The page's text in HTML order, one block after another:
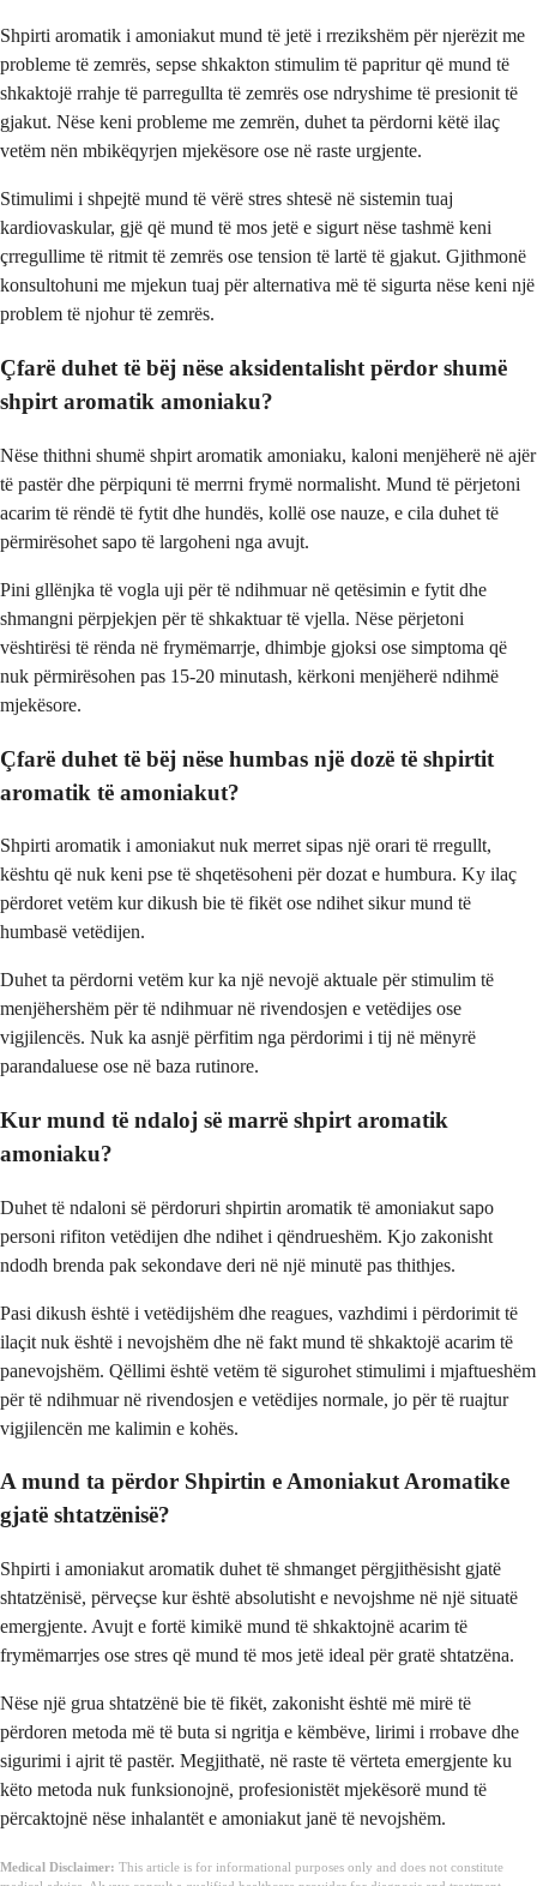
Shpirti aromatik i amoniakut mund të jetë i rrezikshëm për njerëzit me
probleme të zemrës, sepse shkakton stimulim të papritur që mund të
shkaktojë rrahje të parregullta të zemrës ose ndryshime të presionit të
gjakut. Nëse keni probleme me zemrën, duhet ta përdorni këtë ilaç
vetëm nën mbikëqyrjen mjekësore ose në raste urgjente.
Stimulimi i shpejtë mund të vërë stres shtesë në sistemin tuaj
kardiovaskular, gjë që mund të mos jetë e sigurt nëse tashmë keni
çrregullime të ritmit të zemrës ose tension të lartë të gjakut. Gjithmonë
konsultohuni me mjekun tuaj për alternativa më të sigurta nëse keni një
problem të njohur të zemrës.
Çfarë duhet të bëj nëse aksidentalisht përdor shumë
shpirt aromatik amoniaku?
Nëse thithni shumë shpirt aromatik amoniaku, kaloni menjëherë në ajër
të pastër dhe përpiquni të merrni frymë normalisht. Mund të përjetoni
acarim të rëndë të fytit dhe hundës, kollë ose nauze, e cila duhet të
përmirësohet sapo të largoheni nga avujt.
Pini gllënjka të vogla uji për të ndihmuar në qetësimin e fytit dhe
shmangni përpjekjen për të shkaktuar të vjella. Nëse përjetoni
vështirësi të rënda në frymëmarrje, dhimbje gjoksi ose simptoma që
nuk përmirësohen pas 15-20 minutash, kërkoni menjëherë ndihmë
mjekësore.
Çfarë duhet të bëj nëse humbas një dozë të shpirtit
aromatik të amoniakut?
Shpirti aromatik i amoniakut nuk merret sipas një orari të rregullt,
kështu që nuk keni pse të shqetësoheni për dozat e humbura. Ky ilaç
përdoret vetëm kur dikush bie të fikët ose ndihet sikur mund të
humbasë vetëdijen.
Duhet ta përdorni vetëm kur ka një nevojë aktuale për stimulim të
menjëhershëm për të ndihmuar në rivendosjen e vetëdijes ose
vigjilencës. Nuk ka asnjë përfitim nga përdorimi i tij në mënyrë
parandaluese ose në baza rutinore.
Kur mund të ndaloj së marrë shpirt aromatik
amoniaku?
Duhet të ndaloni së përdoruri shpirtin aromatik të amoniakut sapo
personi rifiton vetëdijen dhe ndihet i qëndrueshëm. Kjo zakonisht
ndodh brenda pak sekondave deri në një minutë pas thithjes.
Pasi dikush është i vetëdijshëm dhe reagues, vazhdimi i përdorimit të
ilaçit nuk është i nevojshëm dhe në fakt mund të shkaktojë acarim të
panevojshëm. Qëllimi është vetëm të sigurohet stimulimi i mjaftueshëm
për të ndihmuar në rivendosjen e vetëdijes normale, jo për të ruajtur
vigjilencën me kalimin e kohës.
A mund ta përdor Shpirtin e Amoniakut Aromatike
gjatë shtatzënisë?
Shpirti i amoniakut aromatik duhet të shmanget përgjithësisht gjatë
shtatzënisë, përveçse kur është absolutisht e nevojshme në një situatë
emergjente. Avujt e fortë kimikë mund të shkaktojnë acarim të
frymëmarrjes ose stres që mund të mos jetë ideal për gratë shtatzëna.
Nëse një grua shtatzënë bie të fikët, zakonisht është më mirë të
përdoren metoda më të buta si ngritja e këmbëve, lirimi i rrobave dhe
sigurimi i ajrit të pastër. Megjithatë, në raste të vërteta emergjente ku
këto metoda nuk funksionojnë, profesionistët mjekësorë mund të
përcaktojnë nëse inhalantët e amoniakut janë të nevojshëm.
Medical Disclaimer: This article is for informational purposes only and does not constitute